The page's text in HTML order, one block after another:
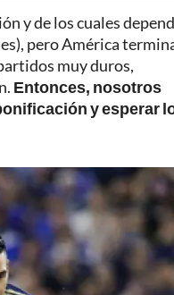
y de los cuales
pero América
muy duros,
Entonces, nosotros
y esperar